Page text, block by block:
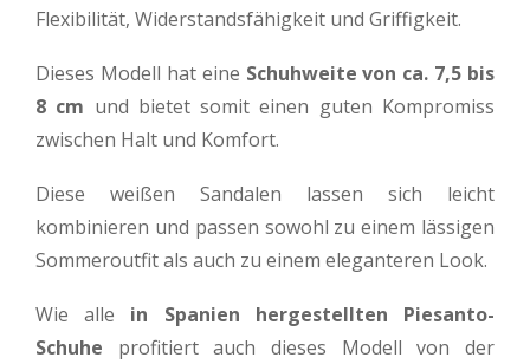
Flexibilität, Widerstandsfähigkeit und Griffigkeit.
Dieses Modell hat eine Schuhweite von ca. 7,5 bis
8 cm und bietet somit einen guten Kompromiss
zwischen Halt und Komfort.
Diese weißen Sandalen lassen sich leicht
kombinieren und passen sowohl zu einem lässigen
Sommeroutfit als auch zu einem eleganteren Look.
Wie alle in Spanien hergestellten Piesanto-
Schuhe profitiert auch dieses Modell von der